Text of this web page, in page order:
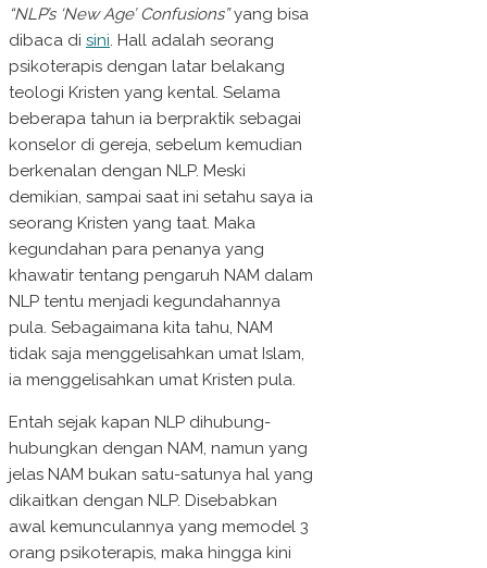
“NLP’s ‘New Age’ Confusions”yang bisa
dibaca di sini. Hall adalah seorang
psikoterapis dengan latar belakang
teologi Kristen yang kental. Selama
beberapa tahun ia berpraktik sebagai
konselor di gereja, sebelum kemudian
berkenalan dengan NLP. Meski
demikian, sampai saat ini setahu saya ia
seorang Kristen yang taat. Maka
kegundahan para penanya yang
khawatir tentang pengaruh NAM dalam
NLP tentu menjadi kegundahannya
pula. Sebagaimana kita tahu, NAM
tidak saja menggelisahkan umat Islam,
ia menggelisahkan umat Kristen pula.
Entah sejak kapan NLP dihubung-
hubungkan dengan NAM, namun yang
jelas NAM bukan satu-satunya hal yang
dikaitkan dengan NLP. Disebabkan
awal kemunculannya yang memodel 3
orang psikoterapis, maka hingga kini